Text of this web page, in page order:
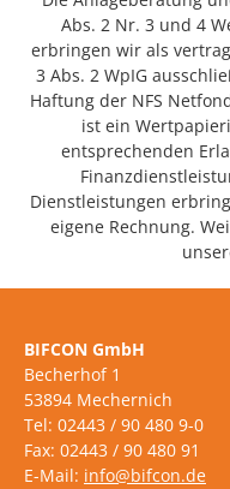
Abs. 2 Nr. 3 und 4
erbringen wir als
3 Abs. 2 WpIG
Haftung der NFS
ist ein
entsprechenden
Dienstleistungen
eigene Rechnung.
BIFCON GmbH
Becherhof 1
53894 Mechernich
Tel: 02443 / 90 480 9-0
Fax: 02443 / 90 480 91
E-Mail: info@bifcon.de